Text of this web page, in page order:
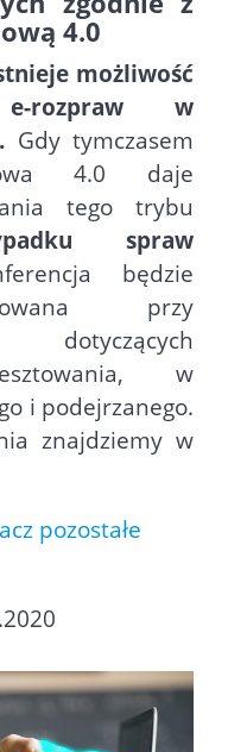
4.0
możliwość
e-rozpraw w
Gdy tymczasem
4.0 daje
tego trybu
spraw
będzie
przy
w
i podejrzanego.
znajdziemy w
pozostałe